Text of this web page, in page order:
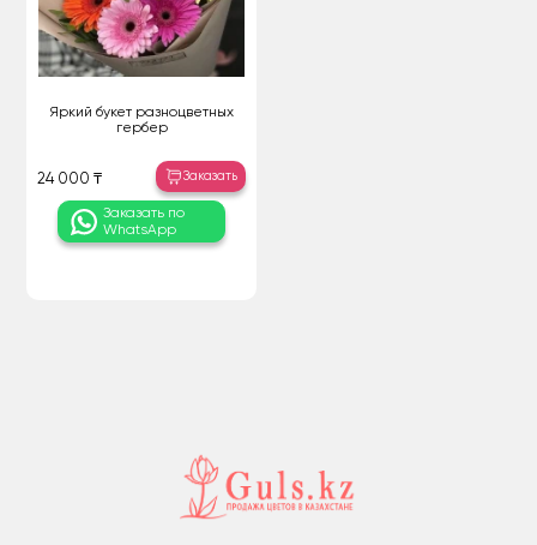
Яркий букет разноцветных
гербер
24 000 ₸ Заказать
Заказать по
WhatsApp